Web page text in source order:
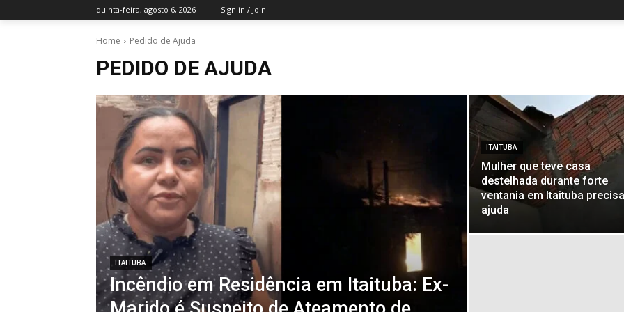
quinta-feira, agosto 6, 2026 Sign in / Join
Home Pedido de Ajuda
PEDIDO DE AJUDA
ITAITUBA
Incêndio em Residência em Itaituba: Ex-
ITAITUBA
Mulher que teve casa
destelhada durante forte
ventania em Itaituba
ajuda